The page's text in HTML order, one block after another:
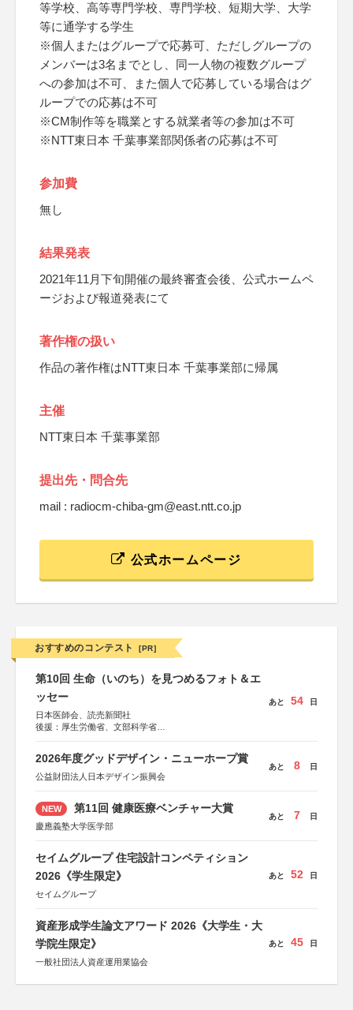
等学校、高等専門学校、専門学校、短期大学、大学
等に通学する学生
※個人またはグループで応募可、ただしグループの
メンバーは3名までとし、同一人物の複数グループ
への参加は不可、また個人で応募している場合はグ
ループでの応募は不可
※CM制作等を職業とする就業者等の参加は不可
※NTT東日本 千葉事業部関係者の応募は不可
参加費
無し
結果発表
2021年11月下旬開催の最終審査会後、公式ホームペ
ージおよび報道発表にて
著作権の扱い
作品の著作権はNTT東日本 千葉事業部に帰属
主催
NTT東日本 千葉事業部
提出先・問合先
mail : radiocm-chiba-gm@east.ntt.co.jp
公式ホームページ
おすすめのコンテスト [PR]
第10回 生命（いのち）を見つめるフォト＆エ
ッセー
日本医師会、読売新聞社
後援：厚生労働省、文部科学省
しん生命保険株式会社
あと 54 日
2026年度グッドデザイン・ニューホープ賞
公益財団法人日本デザイン振興会
あと 8 日
NEW 第11回 健康医療ベンチャー大賞
慶應義塾大学医学部
あと 7 日
セイムグループ 住宅設計コンペティション
2026《学生限定》
セイムグループ
あと 52 日
資産形成学生論文アワード 2026《大学生・大
学院生限定》
一般社団法人資産運用業協会
あと 45 日